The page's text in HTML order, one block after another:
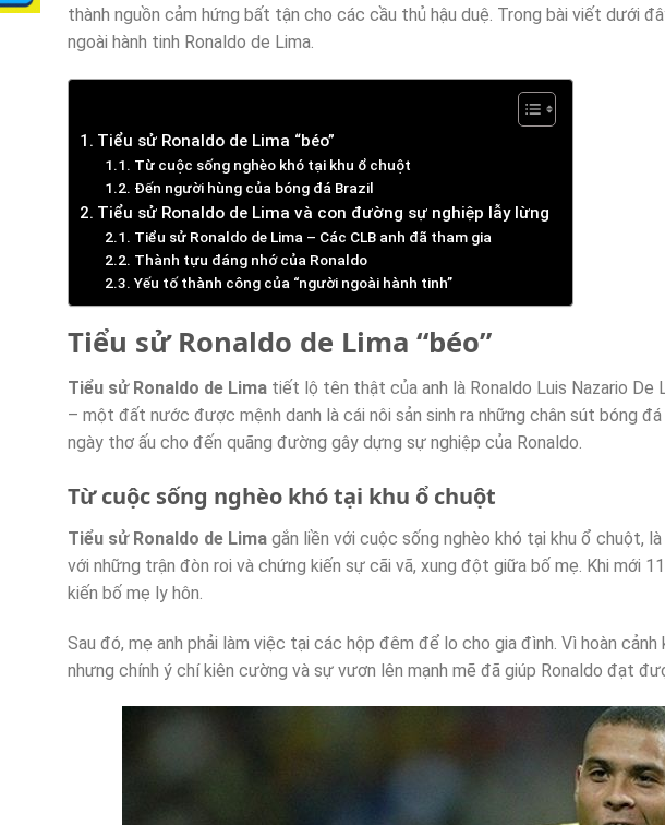
thành nguồn cảm hứng bất tận cho các cầu thủ hậu duệ. Trong bài viết dưới
ngoài hành tinh Ronaldo de Lima.
Tiểu sử Ronaldo de Lima “béo”
Từ cuộc sống nghèo khó tại khu ổ chuột
Đến người hùng của bóng đá Brazil
Tiểu sử Ronaldo de Lima và con đường sự nghiệp lẫy lừng
Tiểu sử Ronaldo de Lima – Các CLB anh đã tham gia
Thành tựu đáng nhớ của Ronaldo
Yếu tố thành công của “người ngoài hành tinh”
Tiểu sử Ronaldo de Lima “béo”
Tiểu sử Ronaldo de Lima tiết lộ tên thật của anh là Ronaldo Luis Nazario De
– một đất nước được mệnh danh là cái nôi sản sinh ra những chân sút bóng
ngày thơ ấu cho đến quãng đường gây dựng sự nghiệp của Ronaldo.
Từ cuộc sống nghèo khó tại khu ổ chuột
Tiểu sử Ronaldo de Lima gắn liền với cuộc sống nghèo khó tại khu ổ chuột,
với những trận đòn roi và chứng kiến sự cãi vã, xung đột giữa bố mẹ. Khi mới
kiến bố mẹ ly hôn.
Sau đó, mẹ anh phải làm việc tại các hộp đêm để lo cho gia đình. Vì hoàn cảnh
nhưng chính ý chí kiên cường và sự vươn lên mạnh mẽ đã giúp Ronaldo đạt